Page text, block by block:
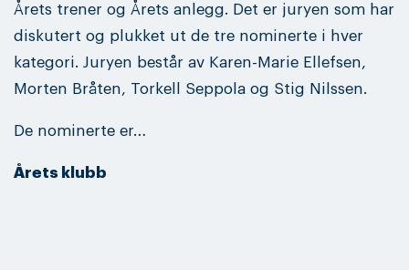
Årets trener og Årets anlegg. Det er juryen som har
diskutert og plukket ut de tre nominerte i hver
kategori. Juryen består av Karen-Marie Ellefsen,
Morten Bråten, Torkell Seppola og Stig Nilssen.
De nominerte er…
Årets klubb